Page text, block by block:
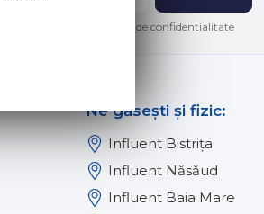
conformitate cu politica de confidentialitate
Ne găsești și fizic:
Influent Bistrița
Influent Năsăud
Influent Baia Mare